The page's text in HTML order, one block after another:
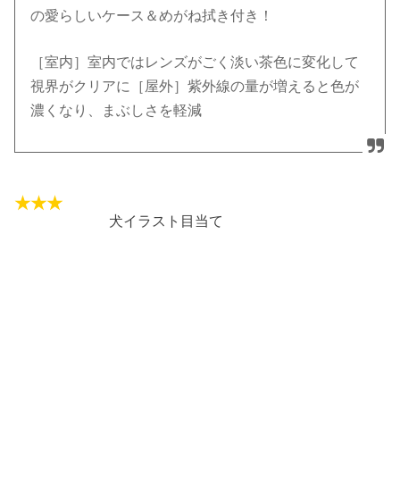
の愛らしいケース＆めがね拭き付き！
［室内］室内ではレンズがごく淡い茶色に変化して
視界がクリアに［屋外］紫外線の量が増えると色が
濃くなり、まぶしさを軽減
犬イラスト目当て